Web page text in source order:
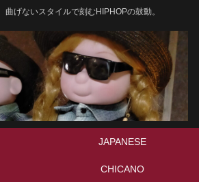
曲げないスタイルで刻むHIPHOPの鼓動。
JAPANESE
CHICANO